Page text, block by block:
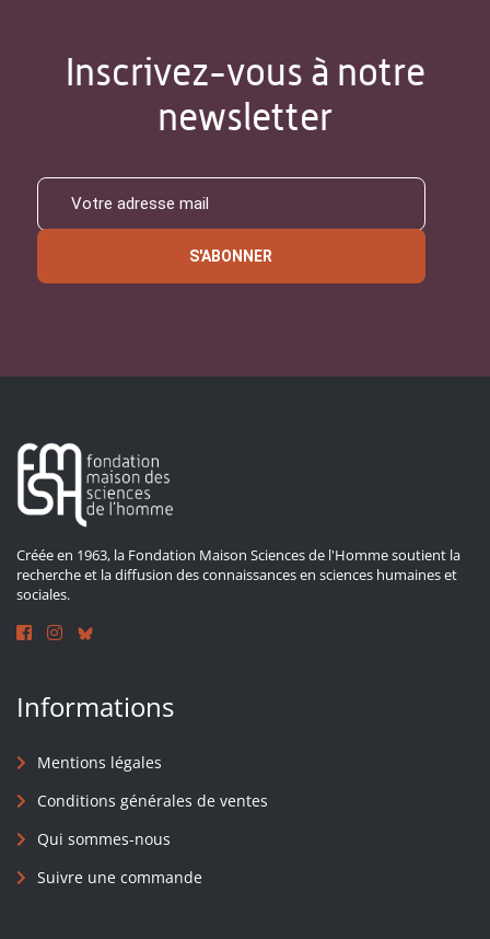
Inscrivez-vous à notre
newsletter
S'ABONNER
Créée en 1963, la Fondation Maison Sciences de l'Homme soutient la
recherche et la diffusion des connaissances en sciences humaines et
sociales.
Informations
Mentions légales
Conditions générales de ventes
Qui sommes-nous
Suivre une commande